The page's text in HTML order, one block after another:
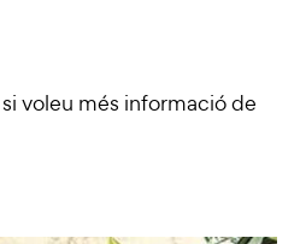
voleu més informació de